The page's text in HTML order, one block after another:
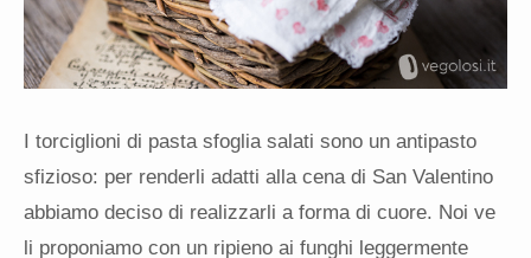
I torciglioni di pasta sfoglia salati sono un antipasto
sfizioso: per renderli adatti alla cena di San Valentino
abbiamo deciso di realizzarli a forma di cuore. Noi ve
li proponiamo con un ripieno ai funghi leggermente